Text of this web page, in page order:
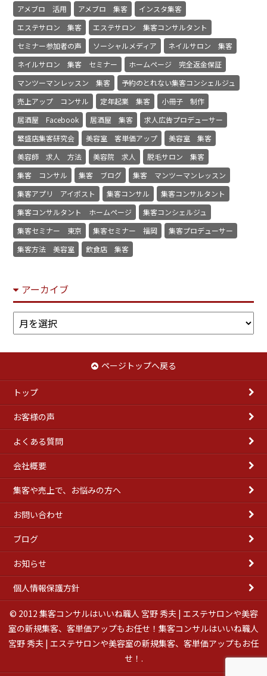
アメブロ 活用
アメブロ 集客
インスタ集客
エステサロン 集客
エステサロン 集客コンサルタント
セミナー参加者の声
ソーシャルメディア
ネイルサロン 集客
ネイルサロン 集客 セミナー
ホームページ 完全返金保証
マンツーマンレッスン 集客
予約のとれない集客コンシェルジュ
売上アップ コンサル
定年起業 集客
小冊子 制作
居酒屋 Facebook
居酒屋 集客
求人広告プロデューサー
繁盛店集客研究会
美容室 客単価アップ
美容室 集客
美容師 求人 方法
美容院 求人
脱毛サロン 集客
集客 コンサル
集客 ブログ
集客 マンツーマンレッスン
集客アプリ アイポスト
集客コンサル
集客コンサルタント
集客コンサルタント ホームページ
集客コンシェルジュ
集客セミナー 東京
集客セミナー 福岡
集客プロデューサー
集客方法 美容室
飲食店 集客
アーカイブ
ア
ー
ブ
ページトップへ戻る
トップ
お客様の声
よくある質問
会社概要
集客や売上で、お悩みの方へ
お問い合わせ
ブログ
お知らせ
個人情報保護方針
© 2012 集客コンサルはいいね職人 宮野 秀夫 | エステサロンや美容
室の新規集客、客単価アップもお任せ！集客コンサルはいいね職人
宮野 秀夫 | エステサロンや美容室の新規集客、客単価アップもお任
せ！.